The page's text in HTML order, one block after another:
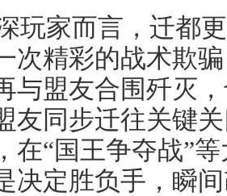
玩家而言，迁都
次精彩的战术欺
与盟友合围歼灭
友同步迁往关键
在“国王争夺战”
决定胜负手，瞬